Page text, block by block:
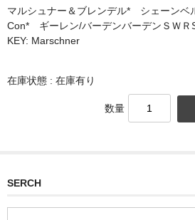
ORDER
CONTACT
マルシュナー＆ブレンデル* シェーンベ
Con* ギーレン/バーデンバーデンＳＷＲ
KEY: Marschner
在庫状態 : 在庫有り
数量
SERCH